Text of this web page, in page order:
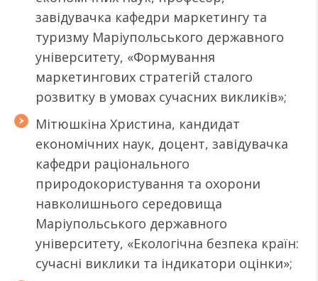
завідувачка кафедри маркетингу та
туризму Маріупольського державного
університету, «Формування
маркетингових стратегій сталого
розвитку в умовах сучасних викликів»;
Мітюшкіна Христина, кандидат
економічних наук, доцент, завідувачка
кафедри раціонального
природокористування та охорони
навколишнього середовища
Маріупольського державного
університету, «Екологічна безпека країн:
сучасні виклики та індикатори оцінки»;